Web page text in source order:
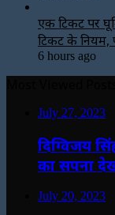
एक टिकट पर
टिकट के नियम,
6 hours ago
July 27, 2023
दिग्विजय
का सपना
July 20, 2023